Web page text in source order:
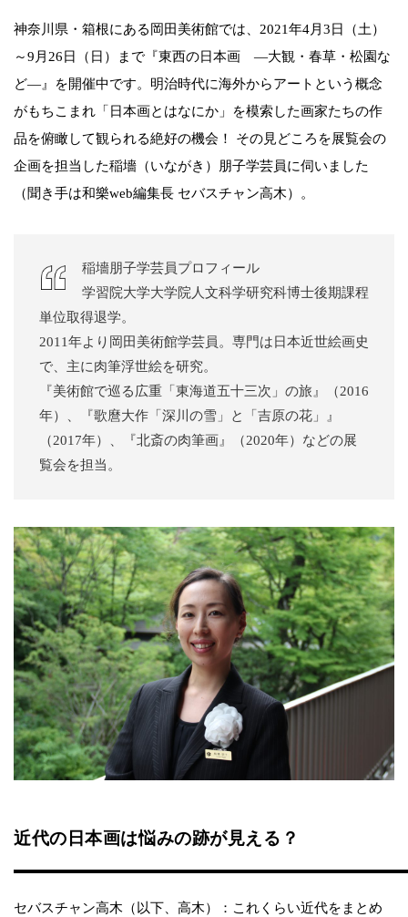
神奈川県・箱根にある岡田美術館では、2021年4月3日（土）
～9月26日（日）まで『東西の日本画 ―大観・春草・松園な
ど―』を開催中です。明治時代に海外からアートという概念
がもちこまれ「日本画とはなにか」を模索した画家たちの作
品を俯瞰して観られる絶好の機会！ その見どころを展覧会の
企画を担当した稲墻（いながき）朋子学芸員に伺いました
（聞き手は和樂web編集長 セバスチャン高木）。
稲墻朋子学芸員プロフィール
学習院大学大学院人文科学研究科博士後期課程
単位取得退学。
2011年より岡田美術館学芸員。専門は日本近世絵画史
で、主に肉筆浮世絵を研究。
『美術館で巡る広重「東海道五十三次」の旅』（2016
年）、『歌麿大作「深川の雪」と「吉原の花」』
（2017年）、『北斎の肉筆画』（2020年）などの展
覧会を担当。
近代の日本画は悩みの跡が見える？
セバスチャン高木（以下、高木）：これくらい近代をまとめ